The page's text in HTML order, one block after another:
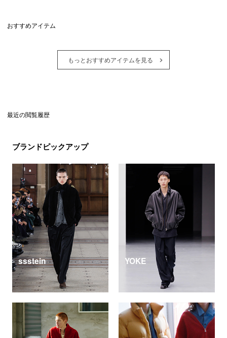
おすすめアイテム
もっとおすすめアイテムを見る
最近の閲覧履歴
ブランドピックアップ
ssstein YOKE